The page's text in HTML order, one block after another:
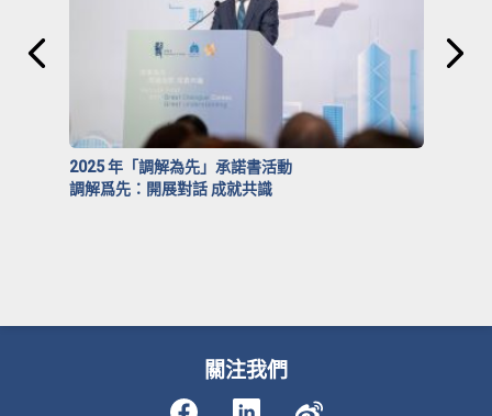
2025 年「調解為先」承諾書活動
調解爲先：開展對話 成就共識
關注我們